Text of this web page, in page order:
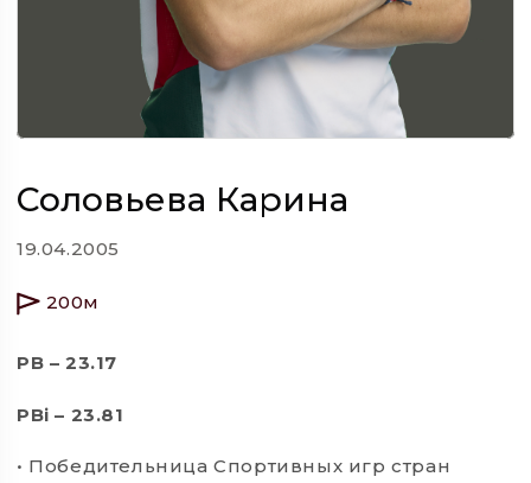
Соловьева Карина
19.04.2005
200м
РВ – 23.17
РВi – 23.81
• Победительница Спортивных игр стран